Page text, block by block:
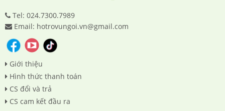
Tel: 024.7300.7989
Email: hotrovungoi.vn@gmail.com
Giới thiệu
Hình thức thanh toán
CS đổi và trả
CS cam kết đầu ra